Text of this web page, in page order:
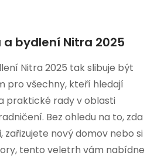
bydlení Nitra 2025
Nitra 2025 tak slibuje být
pro všechny, kteří hledají
praktické rady v oblasti
Bez ohledu na to, zda
nový domov nebo si
tento veletrh vám nabídne